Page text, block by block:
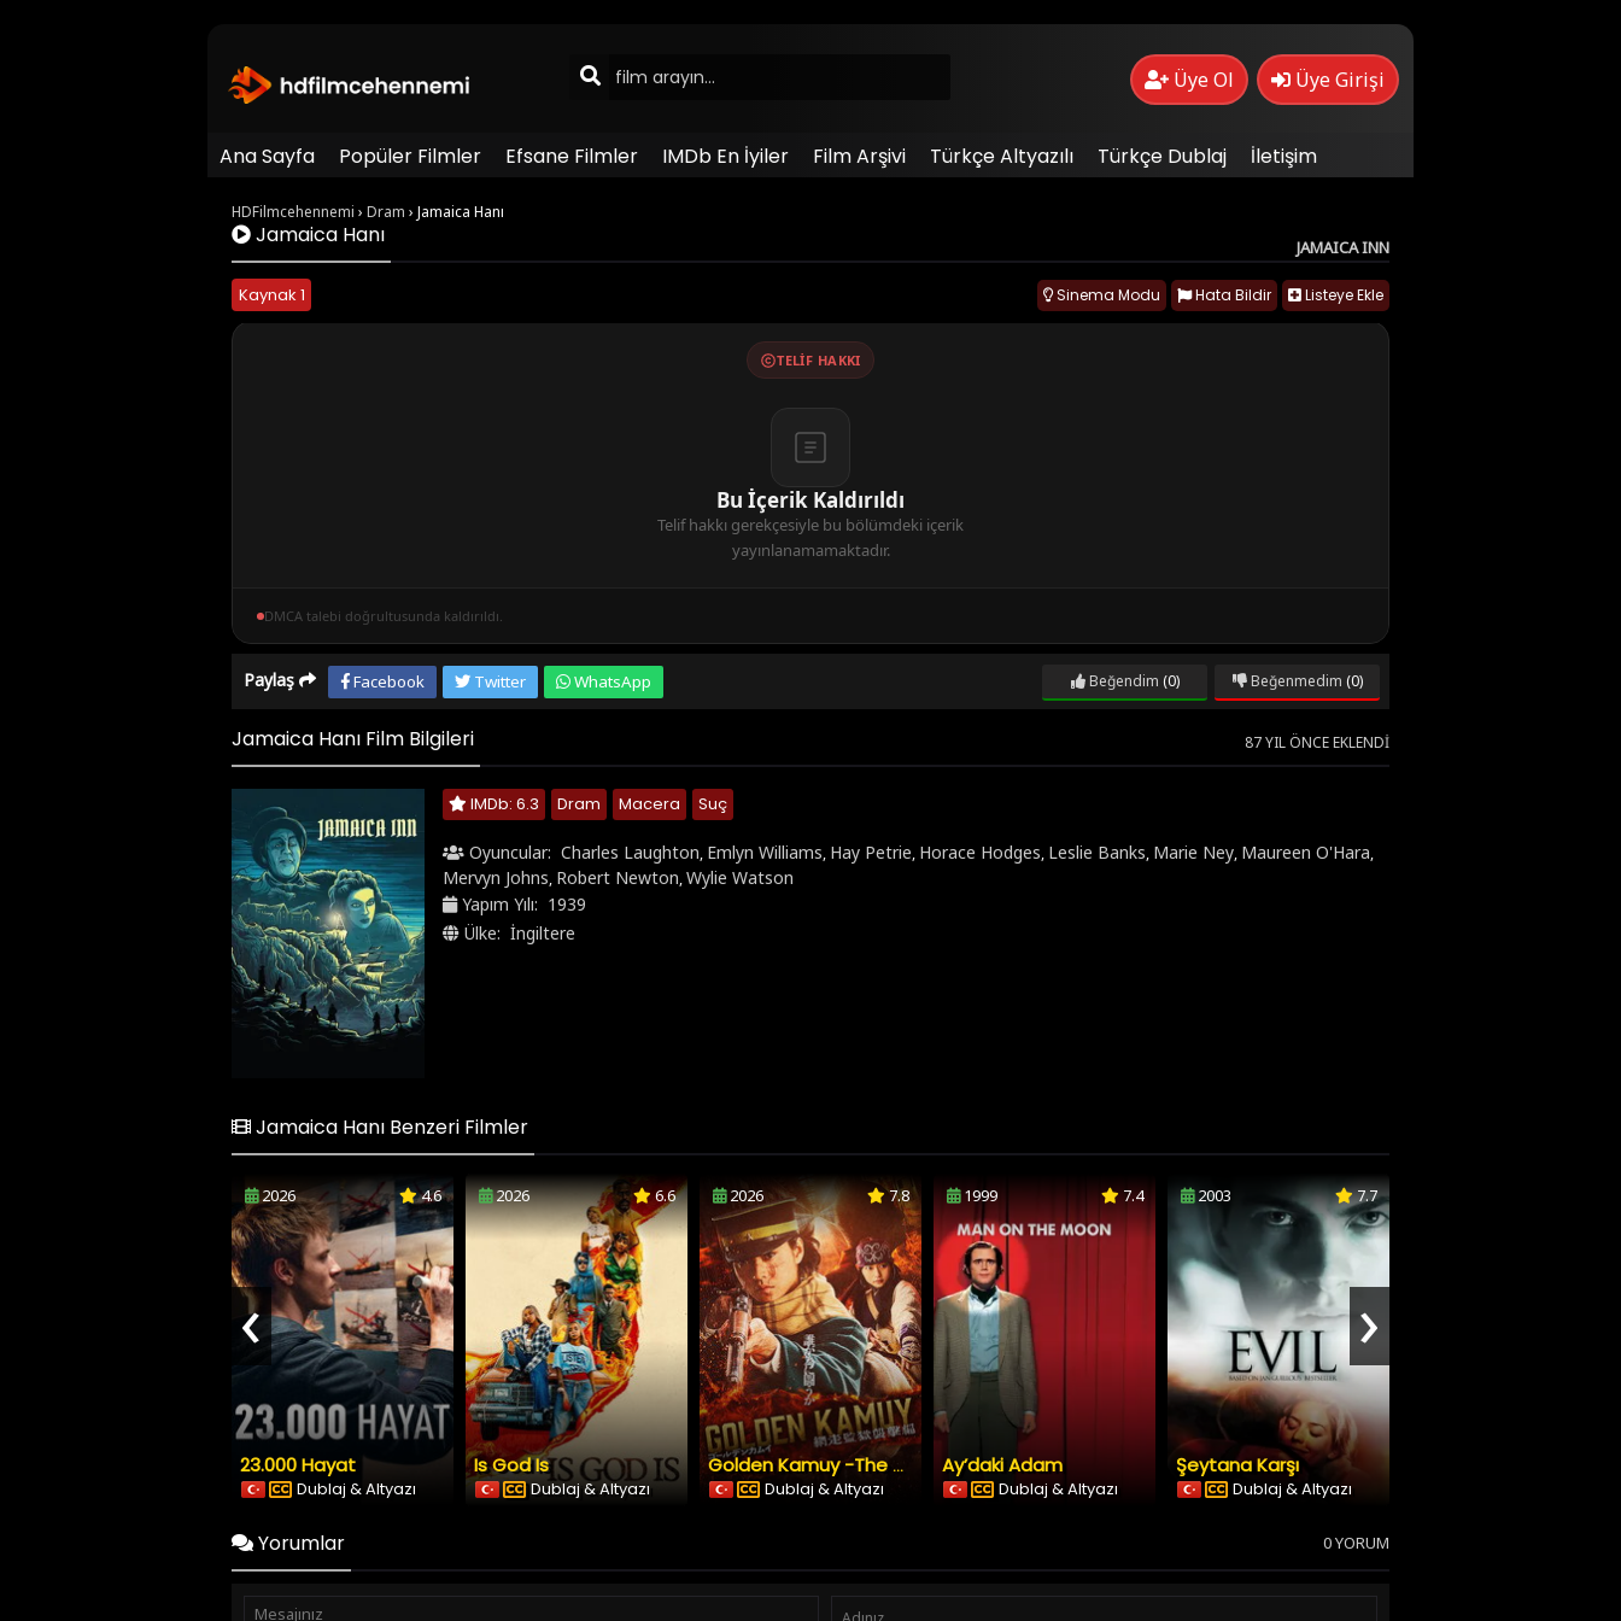
Üye Ol Üye Girişi
Ana Sayfa Popüler Filmler Efsane Filmler IMDb En İyiler Film Arşivi Türkçe Altyazılı Türkçe Dublaj İletişim
HDFilmcehennemi › Dram › Jamaica Hanı
Jamaica Hanı JAMAICA INN
Kaynak 1 Listeye Ekle
Hata Bildir
Sinema Modu
TELIF HAKKI
Bu İçerik Kaldırıldı
Telif hakkı gerekçesiyle bu bölümdeki içerik
yayınlanamamaktadır.
DMCA talebi doğrultusunda kaldırıldı.
Paylaş Facebook Twitter WhatsApp Beğendim (0) Beğenmedim (0)
Jamaica Hanı Film Bilgileri 87 YIL ÖNCE EKLENDI
IMDb: 6.3 Dram Macera Suç
Oyuncular: Charles Laughton, Emlyn Williams, Hay Petrie, Horace Hodges, Leslie Banks, Marie Ney, Maureen O'Hara,
Mervyn Johns, Robert Newton,Wylie Watson
Yapım Yılı: 1939
Ülke: İngiltere
Jamaica Hanı Benzeri Filmler
2026 4.6
23.000 Hayat
Dublaj & Altyazı
2026 6.6
Is God Is
Dublaj & Altyazı
2026 7.8
Golden Kamuy -The Abashiri Prison Raid
Dublaj & Altyazı
1999 7.4
Ay’daki Adam
Dublaj & Altyazı
2003 7.7
Şeytana Karşı
Dublaj & Altyazı
‹ ›
Yorumlar 0 YORUM